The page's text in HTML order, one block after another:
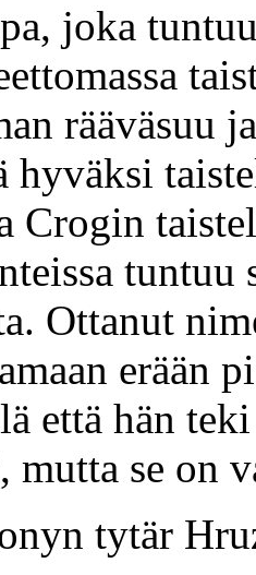
joka
rääväsuu
hyväksi
Crogin
Ottanut
erään
että hän
se on
tytär